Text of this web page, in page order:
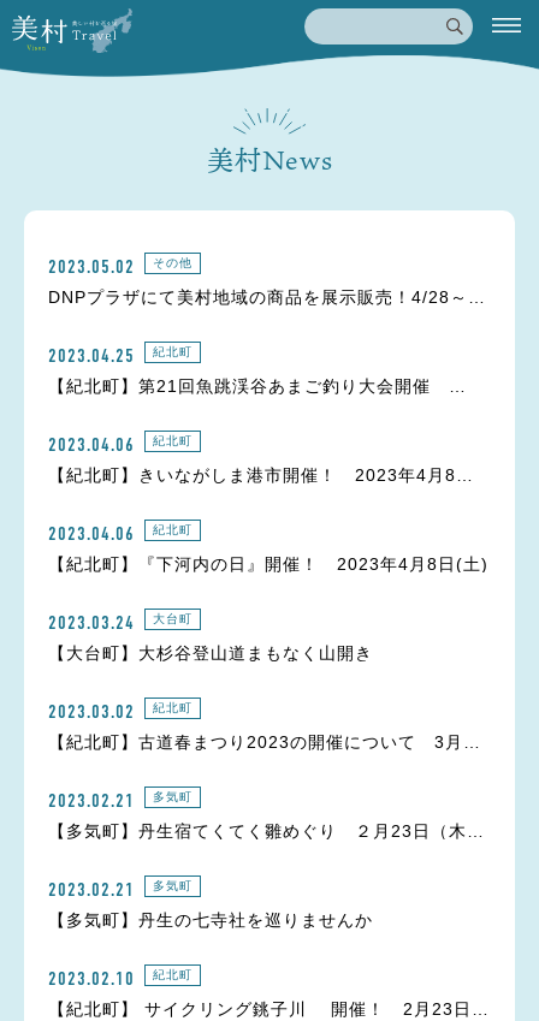
美村News
2023.05.02 その他
DNPプラザにて美村地域の商品を展示販売！4/28～6
2023.04.25 紀北町
【紀北町】第21回魚跳渓谷あまご釣り大会開催
2023.04.06 紀北町
【紀北町】きいながしま港市開催！ 2023年4月8日
2023.04.06 紀北町
【紀北町】『下河内の日』開催！ 2023年4月8日(土)
2023.03.24 大台町
【大台町】大杉谷登山道まもなく山開き
2023.03.02 紀北町
【紀北町】古道春まつり2023の開催について 3月19
2023.02.21 多気町
【多気町】丹生宿てくてく雛めぐり ２月23日（木・
2023.02.21 多気町
【多気町】丹生の七寺社を巡りませんか
2023.02.10 紀北町
【紀北町】 サイクリング銚子川 開催！ 2月23日